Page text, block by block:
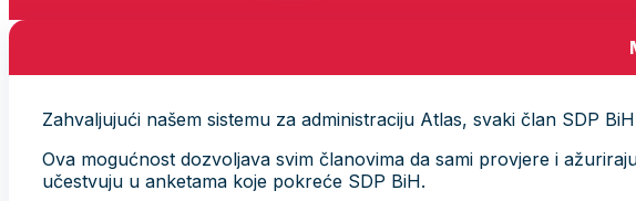
Zahvaljujući našem sistemu za administraciju Atlas, svaki član SDP
Ova mogućnost dozvoljava svim članovima da sami provjere i
učestvuju u anketama koje pokreće SDP BiH.